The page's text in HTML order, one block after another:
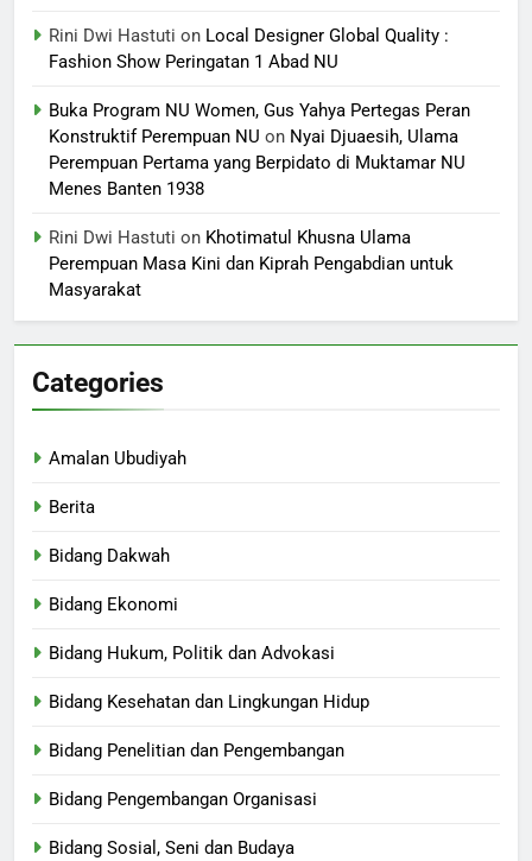
Rini Dwi Hastuti on Local Designer Global Quality :
Fashion Show Peringatan 1 Abad NU
Buka Program NU Women, Gus Yahya Pertegas Peran
Konstruktif Perempuan NU on Nyai Djuaesih, Ulama
Perempuan Pertama yang Berpidato di Muktamar NU
Menes Banten 1938
Rini Dwi Hastuti on Khotimatul Khusna Ulama
Perempuan Masa Kini dan Kiprah Pengabdian untuk
Masyarakat
Categories
Amalan Ubudiyah
Berita
Bidang Dakwah
Bidang Ekonomi
Bidang Hukum, Politik dan Advokasi
Bidang Kesehatan dan Lingkungan Hidup
Bidang Penelitian dan Pengembangan
Bidang Pengembangan Organisasi
Bidang Sosial, Seni dan Budaya